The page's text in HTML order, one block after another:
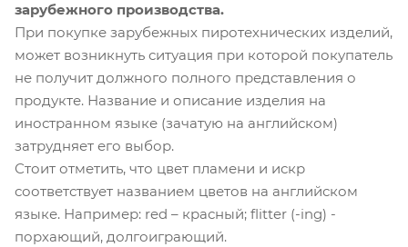
зарубежного производства.
При покупке зарубежных пиротехнических изделий,
может возникнуть ситуация при которой покупатель
не получит должного полного представления о
продукте. Название и описание изделия на
иностранном языке (зачатую на английском)
затрудняет его выбор.
Стоит отметить, что цвет пламени и искр
соответствует названием цветов на английском
языке. Например: red – красный; flitter (-ing) -
порхающий, долгоиграющий.